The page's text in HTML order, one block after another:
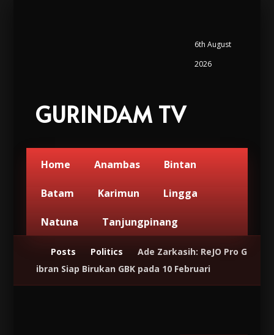
GURINDAM TV
6th August
2026
Home Anambas Bintan
Batam Karimun Lingga
Natuna Tanjungpinang
Posts Politics
Ade Zarkasih: ReJO Pro G
ibran Siap Birukan GBK pada 10 Februari